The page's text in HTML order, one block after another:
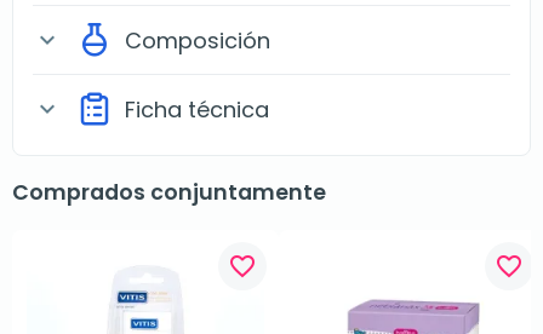
expand_more Composición
expand_more Ficha técnica
Comprados conjuntamente
favorite_border favorite_border